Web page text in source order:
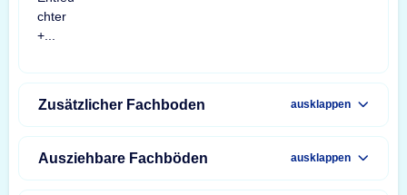
Zusätzlicher Fachboden ausklappen
Ausziehbare Fachböden ausklappen